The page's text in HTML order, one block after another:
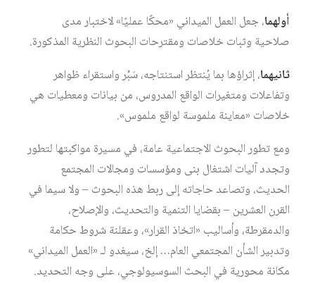
أولهما، جعل العمل الميداني «محكًا عمليًا» لاختبار مدى
صلاحية وثبات خلاصات ومقترحات البحوث النظرية المذكورة.
ثانيهما، إثراؤها بما يُنتظر استنتاجه، سَبْر واستقراء ظواهر
وتفاعلات ومتغيرات الواقع المدروس، من بيانات ومعطيات هي
خلاصات «معاينة ملموسة لواقع ملموس».
ومع تطور البحوث الاجتماعية عامة، في مسيرة مواكبتها لتطور
وتجدد آليات اشتغال بنى ومؤسسات ومجالات المجتمع
الحديث، وتصاعد حاجاته إلى ربط هذه البحوث – ولا سيما في
القرن العشرين – بقضايا التنمية والتحديث، والإصلاح،
والدمقرطة، وأساليب «اتخاذ القرار»، وعقلنة شروط حكامة
وتدبير الشأن المجتمعي العام… إلخ، سيغدو لـ «العمل الميداني»
مكانة محورية في البحث السوسيولوجي، على وجه التحديد.